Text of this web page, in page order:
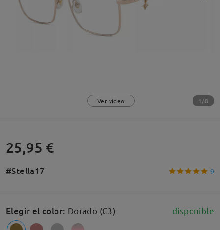
Ver vídeo 1/8
25,95 €
#Stella17 9
Elegir el color: Dorado (C3) disponible